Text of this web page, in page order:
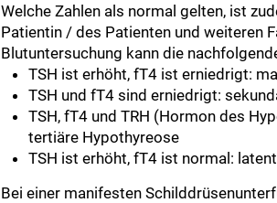
Welche Zahlen als normal gelten, ist
Patientin / des Patienten und weiteren
Blutuntersuchung kann die
TSH ist erhöht, fT4 ist erniedrigt:
TSH und fT4 sind erniedrigt:
TSH, fT4 und TRH (Hormon des
tertiäre Hypothyreose
TSH ist erhöht, fT4 ist normal:
Bei einer manifesten